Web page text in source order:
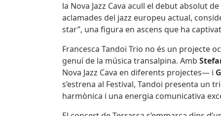
la Nova Jazz Cava acull el debut absolut de
aclamades del jazz europeu actual,
star”, una figura en ascens que ha
Francesca Tandoi Trio no és un projecte
genuí de la música transalpina. Amb
Nova Jazz Cava en diferents projectes— i
s’estrena al Festival, Tandoi presenta un
harmònica i una energia comunicativa